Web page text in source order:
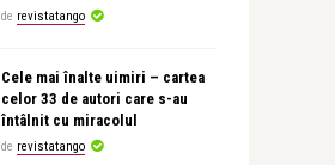
de revistatango
Cele mai înalte uimiri – cartea
celor 33 de autori care s-au
întâlnit cu miracolul
de revistatango